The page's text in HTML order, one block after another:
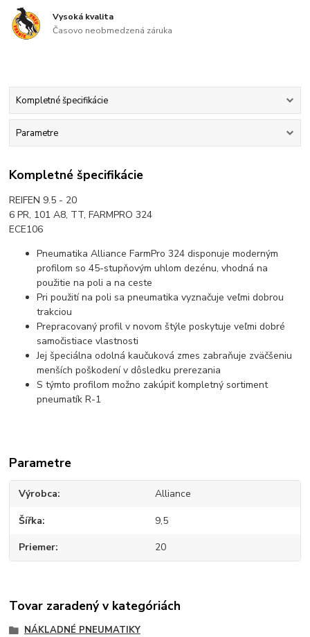
Vysoká kvalita
Časovo neobmedzená záruka
Kompletné špecifikácie
Parametre
Kompletné špecifikácie
REIFEN 9.5 - 20
6 PR, 101 A8, TT, FARMPRO 324
ECE106
Pneumatika Alliance FarmPro 324 disponuje moderným
profilom so 45-stupňovým uhlom dezénu, vhodná na
použitie na poli a na ceste
Pri použití na poli sa pneumatika vyznačuje veľmi dobrou
trakciou
Prepracovaný profil v novom štýle poskytuje veľmi dobré
samočistiace vlastnosti
Jej špeciálna odolná kaučuková zmes zabraňuje zväčšeniu
menších poškodení v dôsledku prerezania
S týmto profilom možno zakúpiť kompletný sortiment
pneumatík R-1
Parametre
Výrobca Alliance
Šířka 9,5
Priemer 20
Tovar zaradený v kategóriách
NÁKLADNÉ PNEUMATIKY